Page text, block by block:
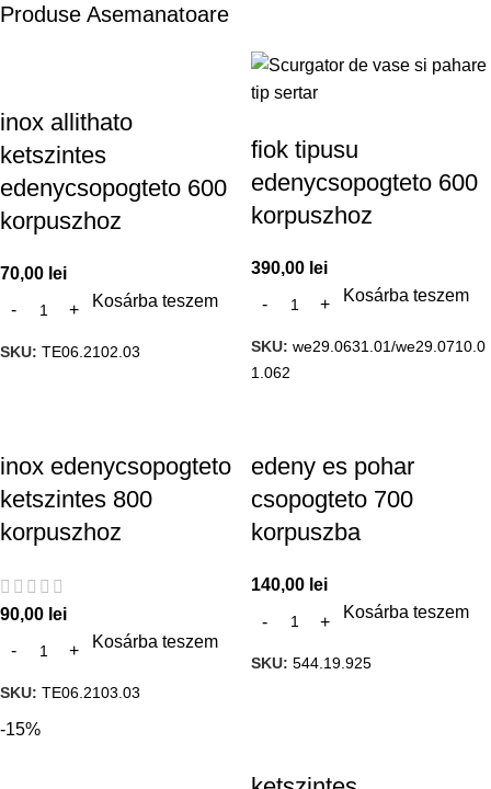
Produse Asemanatoare
inox allithato
ketszintes
edenycsopogteto 600
korpuszhoz
70,00 lei
Kosárba teszem
SKU: TE06.2102.03
fiok tipusu
edenycsopogteto 600
korpuszhoz
390,00 lei
Kosárba teszem
SKU: we29.0631.01/we29.0710.0
1.062
inox edenycsopogteto
ketszintes 800
korpuszhoz
90,00 lei
Kosárba teszem
SKU: TE06.2103.03
edeny es pohar
csopogteto 700
korpuszba
140,00 lei
Kosárba teszem
SKU: 544.19.925
-15%